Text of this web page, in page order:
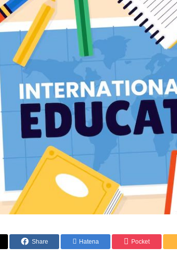
リテラシー
等・中等教育におけるAI偏見・誤情報リスクの
活用術
Share Hatena Pocket